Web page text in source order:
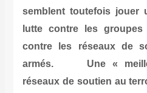
semblent toutefois jouer
lutte contre les groupes
contre les réseaux de
armés. Une «
réseaux de soutien au